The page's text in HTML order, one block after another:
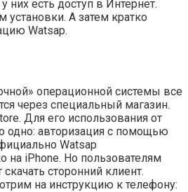
них есть доступ в Интернет.
установки. А затем кратко
Watsap.
операционной системы все
через специальный магазин.
Для его использования от
одно: авторизация с помощью
Watsap
на iPhone. Но пользователям
сторонний клиент.
на инструкцию к телефону: